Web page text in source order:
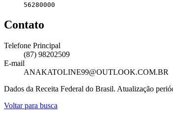
56280000
Contato
Telefone Principal
(87) 98202509
E-mail
ANAKATOLINE99@OUTLOOK.COM.BR
Dados da Receita Federal do Brasil. Atualização
Voltar para busca